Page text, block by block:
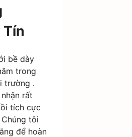
Tín
bề dày
trong
trường .
rất
tích cực
tôi
để hoàn